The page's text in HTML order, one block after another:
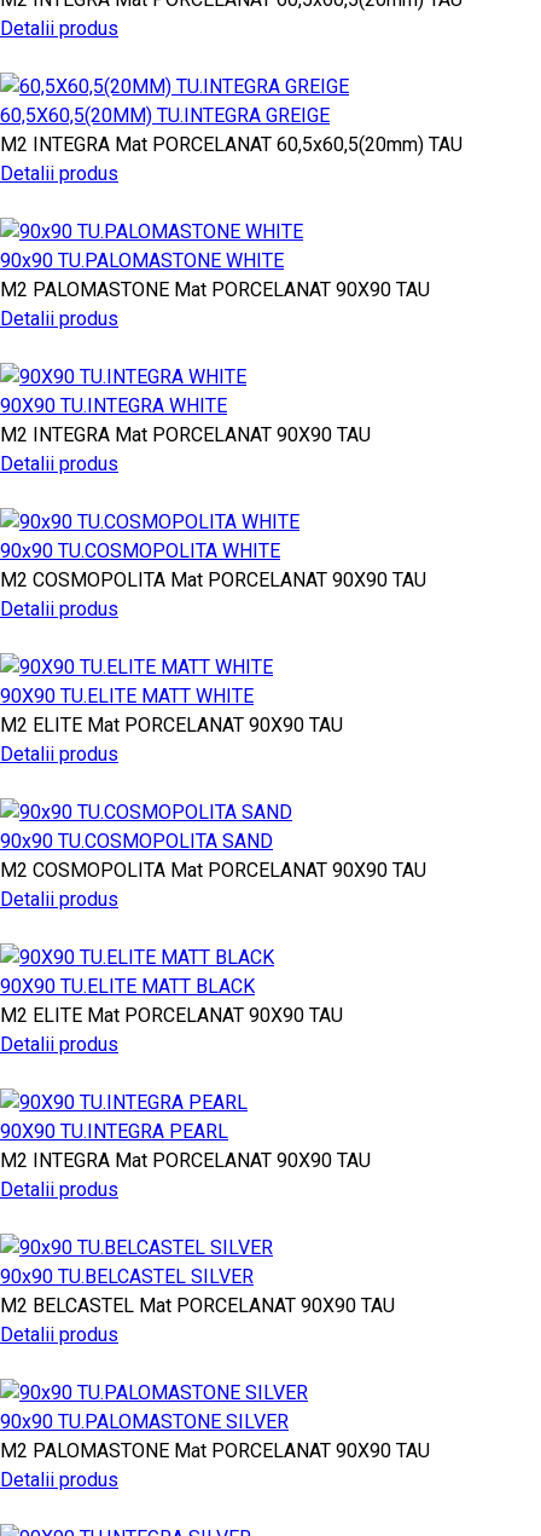
Detalii produs
60,5X60,5(20MM) TU.INTEGRA GREIGE
M2 INTEGRA Mat PORCELANAT 60,5x60,5(20mm) TAU
Detalii produs
90x90 TU.PALOMASTONE WHITE
M2 PALOMASTONE Mat PORCELANAT 90X90 TAU
Detalii produs
90X90 TU.INTEGRA WHITE
M2 INTEGRA Mat PORCELANAT 90X90 TAU
Detalii produs
90x90 TU.COSMOPOLITA WHITE
M2 COSMOPOLITA Mat PORCELANAT 90X90 TAU
Detalii produs
90X90 TU.ELITE MATT WHITE
M2 ELITE Mat PORCELANAT 90X90 TAU
Detalii produs
90x90 TU.COSMOPOLITA SAND
M2 COSMOPOLITA Mat PORCELANAT 90X90 TAU
Detalii produs
90X90 TU.ELITE MATT BLACK
M2 ELITE Mat PORCELANAT 90X90 TAU
Detalii produs
90X90 TU.INTEGRA PEARL
M2 INTEGRA Mat PORCELANAT 90X90 TAU
Detalii produs
90x90 TU.BELCASTEL SILVER
M2 BELCASTEL Mat PORCELANAT 90X90 TAU
Detalii produs
90x90 TU.PALOMASTONE SILVER
M2 PALOMASTONE Mat PORCELANAT 90X90 TAU
Detalii produs